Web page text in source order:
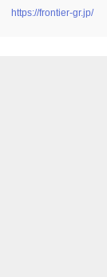
https://frontier-gr.jp/